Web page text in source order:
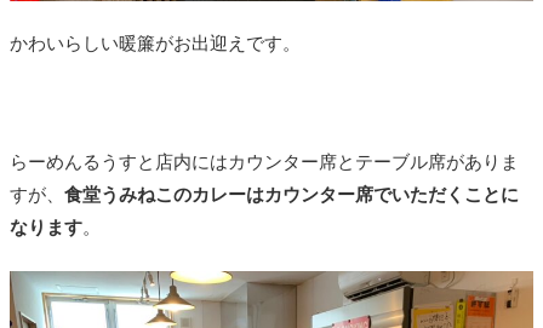
かわいらしい暖簾がお出迎えです。
らーめんるうすと店内にはカウンター席とテーブル席がありま
すが、 食堂うみねこのカレーはカウンター席でいただくことに
なります。